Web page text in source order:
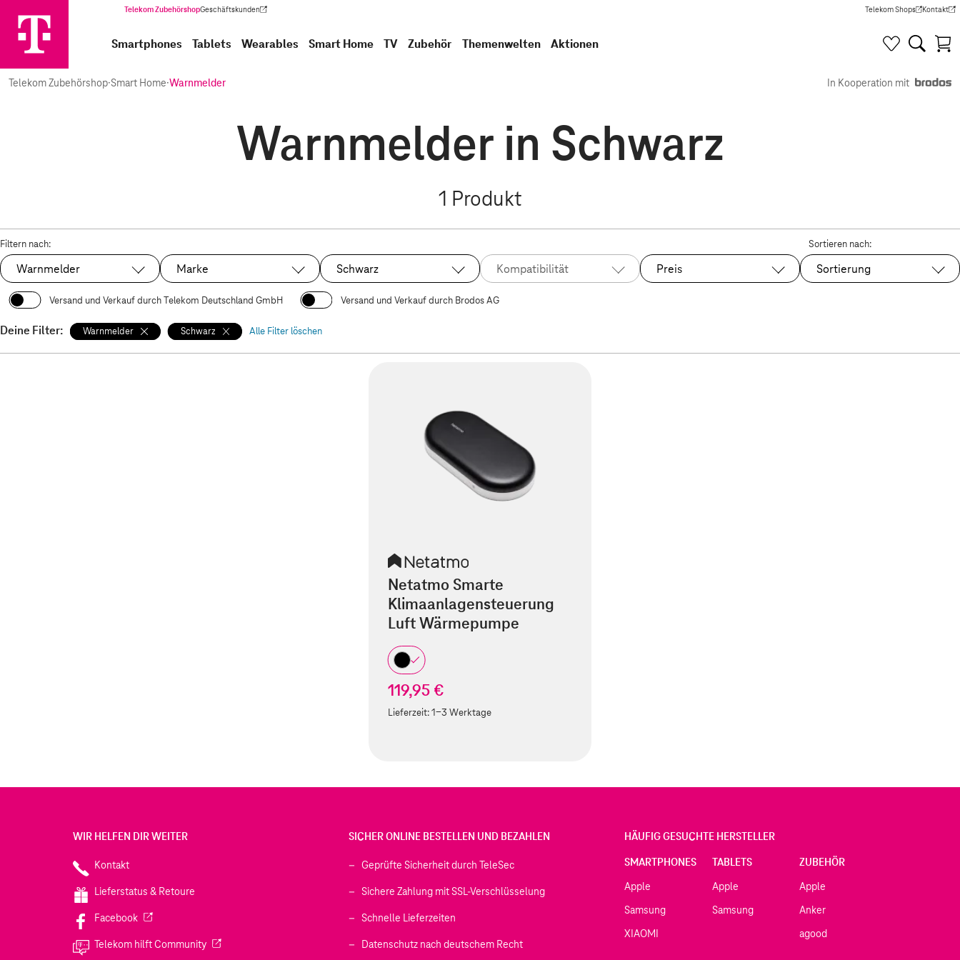
Telekom ZubehörshopGeschäftskunden
(Wird in einem neuen Tab geöffnet) Telekom Shops
(Wird in einem neuen Tab
Kontakt
(Wird in
Smartphones Tablets Wearables Smart Home TV Zubehör Themenwelten Aktionen
Telekom Zubehörshop·Smart Home·Warnmelder In Kooperation mit
Warnmelder in Schwarz
1 Produkt
Filtern nach:
Ausgewählt:
Warnmelder Marke Ausgewählt:
Schwarz Kompatibilität Preis
Sortieren nach:
Sortierung
Versand und Verkauf durch Telekom Deutschland GmbH Versand und Verkauf durch Brodos AG
Deine Filter: Warnmelder Schwarz Alle Filter löschen
Netatmo Smarte
Klimaanlagensteuerung
Luft Wärmepumpe
119,95 €
Lieferzeit:1-3 Werktage
WIR HELFEN DIR WEITER
Kontakt
Lieferstatus & Retoure
Facebook(Wird in einem neuen Tab geöffnet)
Telekom hilft Community(Wird in einem neuen Tab geöffnet)
SICHER ONLINE BESTELLEN UND BEZAHLEN
Geprüfte Sicherheit durch TeleSec
Sichere Zahlung mit SSL-Verschlüsselung
Schnelle Lieferzeiten
Datenschutz nach deutschem Recht
HÄUFIG GESUCHTE HERSTELLER
SMARTPHONES
Apple
Samsung
XIAOMI
TABLETS
Apple
Samsung
ZUBEHÖR
Apple
Anker
agood